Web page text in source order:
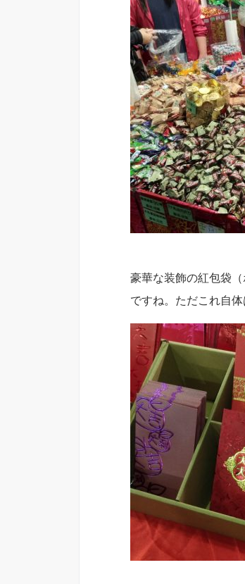
豪華な装飾の紅包袋
ですね。ただこれ自体